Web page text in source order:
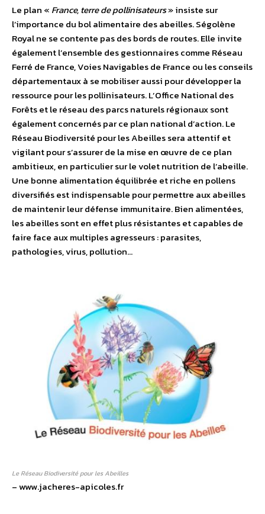
Le plan « France, terre de pollinisateurs» insiste sur
l’importance du bol alimentaire des abeilles. Ségolène
Royal ne se contente pas des bords de routes. Elle invite
également l’ensemble des gestionnaires comme Réseau
Ferré de France, Voies Navigables de France ou les conseils
départementaux à se mobiliser aussi pour développer la
ressource pour les pollinisateurs. L’Office National des
Forêts et le réseau des parcs naturels régionaux sont
également concernés par ce plan national d’action. Le
Réseau Biodiversité pour les Abeilles sera attentif et
vigilant pour s’assurer de la mise en œuvre de ce plan
ambitieux, en particulier sur le volet nutrition de l’abeille.
Une bonne alimentation équilibrée et riche en pollens
diversifiés est indispensable pour permettre aux abeilles
de maintenir leur défense immunitaire. Bien alimentées,
les abeilles sont en effet plus résistantes et capables de
faire face aux multiples agresseurs : parasites,
pathologies, virus, pollution…
Le Réseau Biodiversité pour les Abeilles
– www.jacheres-apicoles.fr